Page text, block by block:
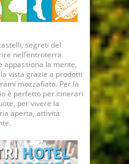
segreti del
nell’entroterra
appassiona la mente,
vista grazie a prodotti
mozzafiato. Per la
è perfetto per itinerari
per vivere la
aperta, attività